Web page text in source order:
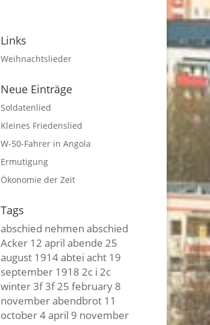
Links
Weihnachtslieder
Neue Einträge
Soldatenlied
Kleines Friedenslied
W-50-Fahrer in Angola
Ermutigung
Ökonomie der Zeit
Tags
abschied nehmen abschied
Acker 12 april abende 25
august 1914abtei acht 19
september 1918 2c i 2c
winter3f 3f25 february 8
novemberabendbrot 11
october4 april 9 november